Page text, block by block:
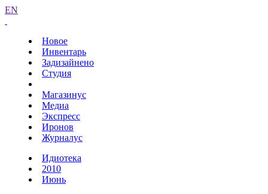
EN
Новое
Инвентарь
Задизайнено
Студия
Магазинус
Медиа
Экспресс
Иронов
Журналус
Идиотека
2010
Июнь